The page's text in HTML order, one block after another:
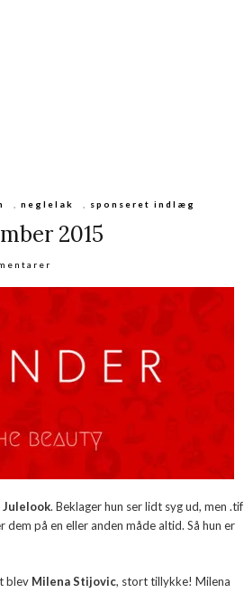
,neglelak sponseret indlæg
2015
Julelook. Beklager hun ser lidt syg ud, men .tif
på en eller anden måde altid. Så hun er
blev Milena Stijovic, stort tillykke! Milena